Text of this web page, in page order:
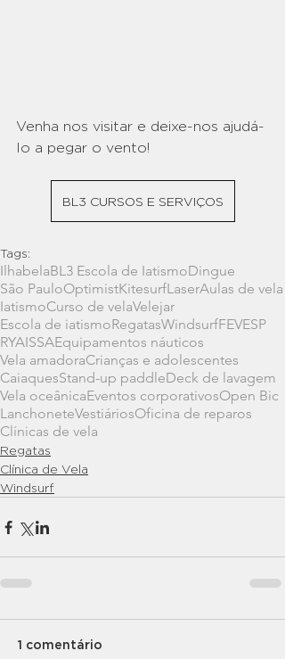
Venha nos visitar e deixe-nos ajudá-
lo a pegar o vento!
BL3 CURSOS E SERVIÇOS
Tags:
IlhabelaBL3 Escola de IatismoDingue
São PauloOptimistKitesurfLaserAulas de vela
IatismoCurso de velaVelejar
Escola de iatismoRegatasWindsurfFEVESP
RYAISSAEquipamentos náuticos
Vela amadoraCrianças e adolescentes
CaiaquesStand-up paddleDeck de lavagem
Vela oceânicaEventos corporativosOpen Bic
LanchoneteVestiáriosOficina de reparos
Clínicas de vela
Regatas
Clínica de Vela
Windsurf
1 comentário